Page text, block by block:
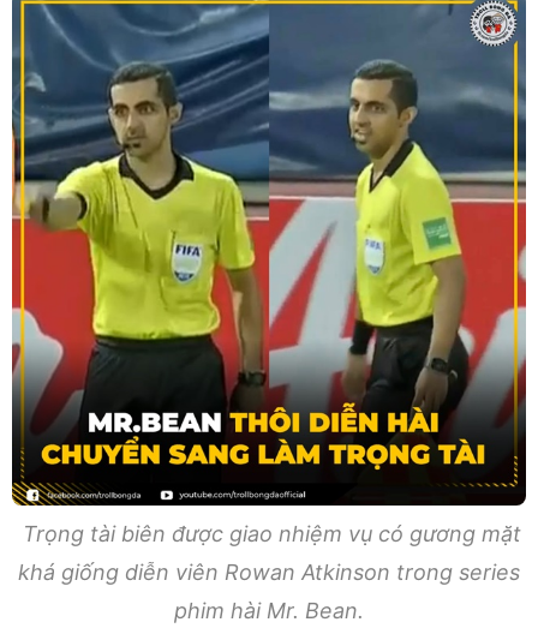
Trọng tài biên được giao nhiệm vụ có gương mặt
khá giống diễn viên Rowan Atkinson trong series
phim hài Mr. Bean.